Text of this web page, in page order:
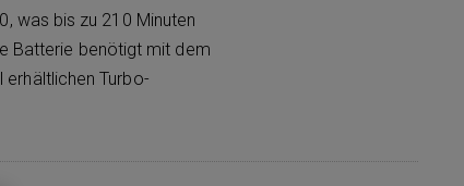
was bis zu 210 Minuten
Batterie benötigt mit dem
Turbo-